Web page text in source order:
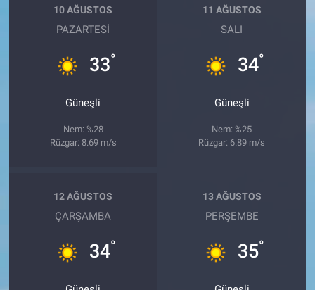
10 AĞUSTOS
PAZARTESI
33°
Güneşli
Nem: %28
Rüzgar: 8.69 m/s
11 AĞUSTOS
SALI
34°
Güneşli
Nem: %25
Rüzgar: 6.89 m/s
12 AĞUSTOS
ÇARŞAMBA
34°
13 AĞUSTOS
PERŞEMBE
35°